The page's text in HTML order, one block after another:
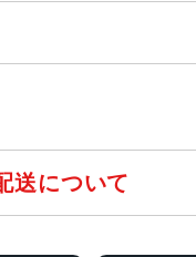
送について